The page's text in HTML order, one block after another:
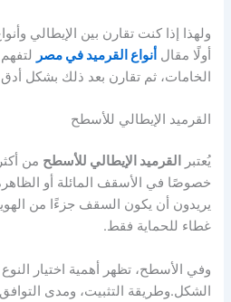
ولهذا إذا كنت تقارن بين الإيطالي
أولًا مقال أنواع القرميد في مصر
الخامات، ثم تقارن بعد ذلك بشكل
القرميد الإيطالي للأسطح
يُعتبر القرميد الإيطالي للأسطح من
خصوصًا في الأسقف المائلة أو
يريدون أن يكون السقف جزءًا من
غطاء للحماية فقط.
وفي الأسطح، تظهر أهمية اختيار
الشكل.وطريقة التثبيت، ومدى